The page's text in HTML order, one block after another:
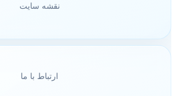
نقشه سایت
ارتباط با ما